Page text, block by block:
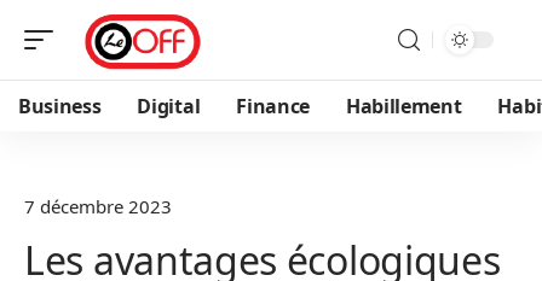
Business Digital Finance Habillement
7 décembre 2023
Les avantages écologiques